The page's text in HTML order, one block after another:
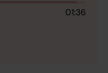
01:36